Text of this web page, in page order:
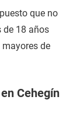
que no
de 18 años
de
Cehegín